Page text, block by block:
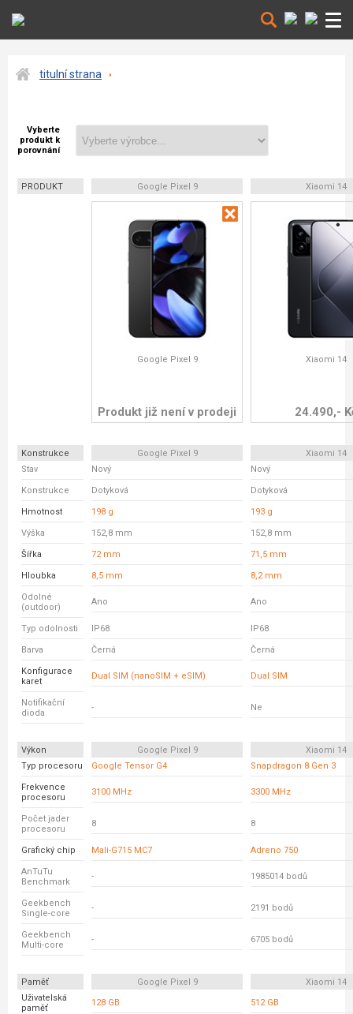
titulní strana
Vyberte
produkt k
porovnání
PRODUKT Google Pixel 9 Xiaomi 14
Google Pixel 9
Produkt již není v prodeji
Xiaomi 14
24.490,-
Konstrukce Google Pixel 9
Xiaomi 14
Stav
Nový Nový
Konstrukce Dotyková Dotyková
Hmotnost 198 g 193 g
Výška 152,8 mm 152,8 mm
Šířka 72 mm 71,5 mm
Hloubka 8,5 mm 8,2 mm
Odolné
(outdoor)
Ano Ano
Typ odolnosti IP68 IP68
Barva Černá Černá
Konfigurace
karet
Dual SIM (nanoSIM + eSIM) Dual SIM
Notifikační
dioda
- Ne
Výkon Google Pixel 9
Xiaomi 14
Typ procesoru
Google Tensor G4 Snapdragon 8 Gen 3
Frekvence
procesoru
3100 MHz 3300 MHz
Počet jader
procesoru
8 8
Grafický chip Mali-G715 MC7 Adreno 750
AnTuTu
Benchmark
- 1985014 bodů
Geekbench
Single-core
- 2191 bodů
Geekbench
Multi-core
- 6705 bodů
Paměť Google Pixel 9
Xiaomi 14
Uživatelská
paměť
128 GB 512 GB